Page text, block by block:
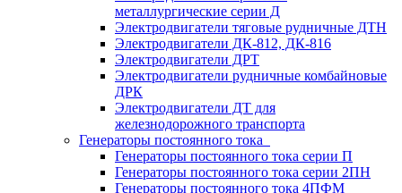
металлургические серии Д
Электродвигатели тяговые рудничные ДТН
Электродвигатели ДК-812, ДК-816
Электродвигатели ДРТ
Электродвигатели рудничные комбайновые
ДРК
Электродвигатели ДТ для
железнодорожного транспорта
Генераторы постоянного тока
Генераторы постоянного тока серии П
Генераторы постоянного тока серии 2ПН
Генераторы постоянного тока 4ПФМ